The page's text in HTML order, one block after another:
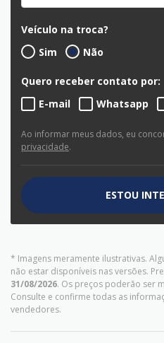
* Imagens meramente ilustrativas.
não estar disponíveis nas versões.
31/08/2026. Os preços poderão ser
Consulte e confirme todas as
vendedores.
Veículo na troca?
Sim
Não
Quero receber contato por:
E-mail
Whatsapp
Ao informar meus dados, eu
privacidade.
ESTOU